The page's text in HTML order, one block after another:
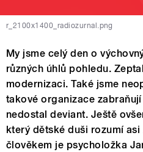
r_2100x1400_radiozurnal.png
My jsme celý den o
různých úhlů pohledu.
modernizaci. Také jsme
takové organizace
nedostal deviant. Ještě
který dětské duši rozumí
člověkem je psycholožka